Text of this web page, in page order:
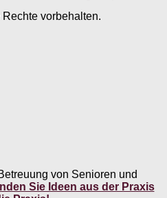
vorbehalten.
von Senioren und
Sie Ideen aus der Praxis